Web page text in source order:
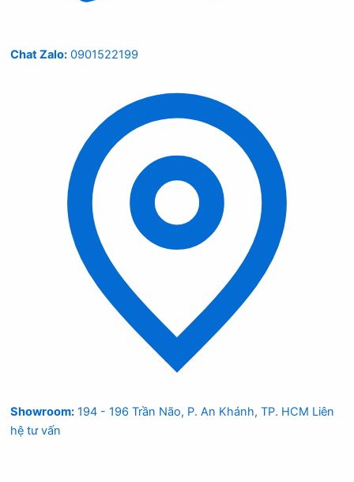
Chat Zalo: 0901522199
Showroom: 194 - 196 Trần Não, P. An Khánh, TP. HCM Liên
hệ tư vấn